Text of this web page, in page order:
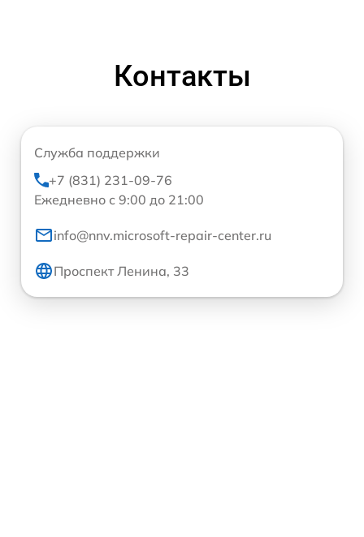
Контакты
Служба поддержки
+7 (831) 231-09-76
Ежедневно с 9:00 до 21:00
info@nnv.microsoft-repair-center.ru
Проспект Ленина, 33